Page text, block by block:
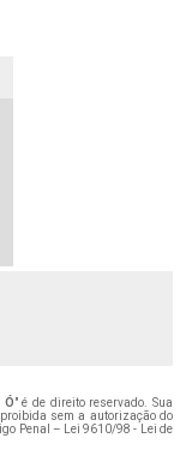
Ó" é de direito reservado. Sua
sem a autorização do
Penal –
Lei 9610/98 - Lei de